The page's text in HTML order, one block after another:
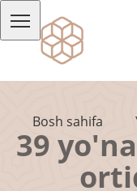
Bosh sahifa
39